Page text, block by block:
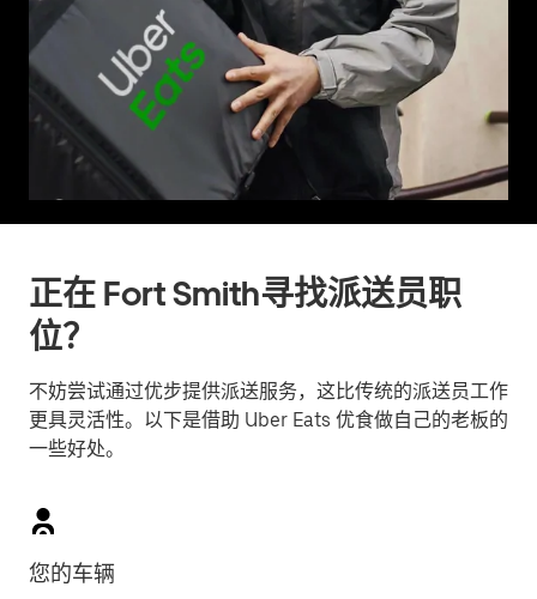
正在 Fort Smith寻找派送员职
位？
不妨尝试通过优步提供派送服务，这比传统的派送员工作
更具灵活性。以下是借助 Uber Eats 优食做自己的老板的
一些好处。
您的车辆